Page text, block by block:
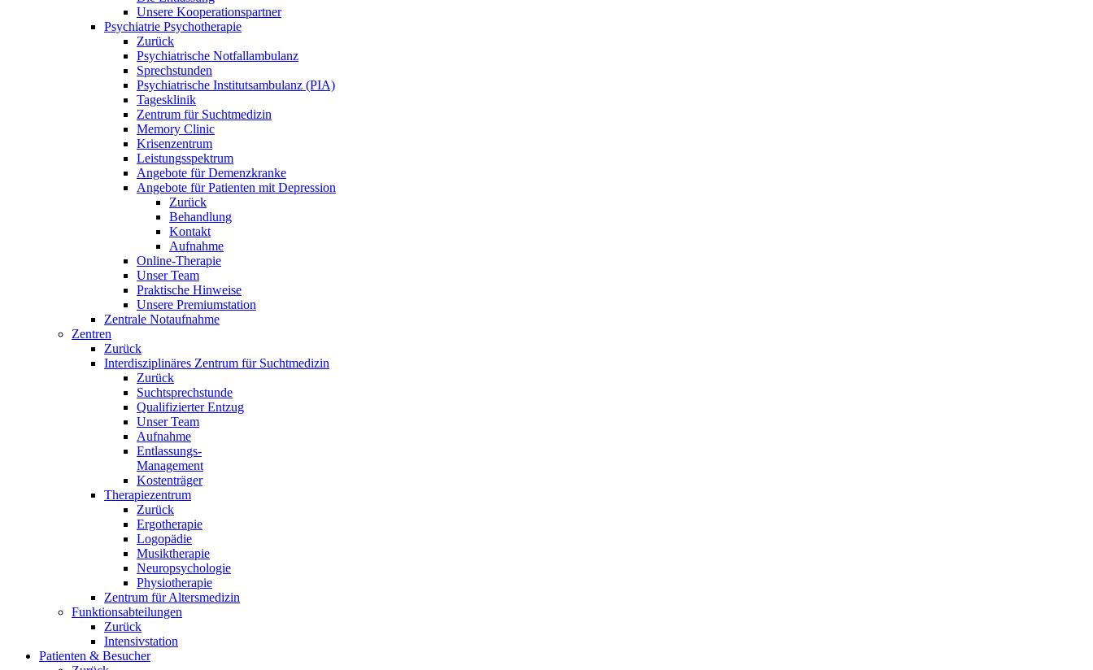
Unsere Kooperationspartner
Psychiatrie Psychotherapie
Zurück
Psychiatrische Notfallambulanz
Sprechstunden
Psychiatrische Institutsambulanz (PIA)
Tagesklinik
Zentrum für Suchtmedizin
Memory Clinic
Krisenzentrum
Leistungsspektrum
Angebote für Demenzkranke
Angebote für Patienten mit Depression
Zurück
Behandlung
Kontakt
Aufnahme
Online-Therapie
Unser Team
Praktische Hinweise
Unsere Premiumstation
Zentrale Notaufnahme
Zentren
Zurück
Interdisziplinäres Zentrum für Suchtmedizin
Zurück
Suchtsprechstunde
Qualifizierter Entzug
Unser Team
Aufnahme
Entlassungs-
Management
Kostenträger
Therapiezentrum
Zurück
Ergotherapie
Logopädie
Musiktherapie
Neuropsychologie
Physiotherapie
Zentrum für Altersmedizin
Funktionsabteilungen
Zurück
Intensivstation
Patienten & Besucher